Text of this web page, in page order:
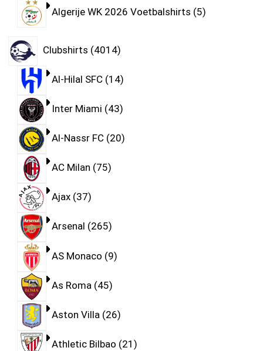
Algerije WK 2026 Voetbalshirts 5
Clubshirts 4014
Al-Hilal SFC 14
Inter Miami 43
Al-Nassr FC 20
AC Milan 75
Ajax 37
Arsenal 265
AS Monaco 9
As Roma 45
Aston Villa 26
Athletic Bilbao 21